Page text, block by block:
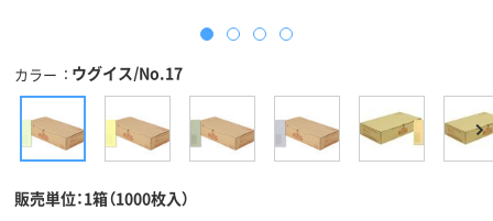
カラー ウグイス/No.17
販売単位：1箱（1000枚入）